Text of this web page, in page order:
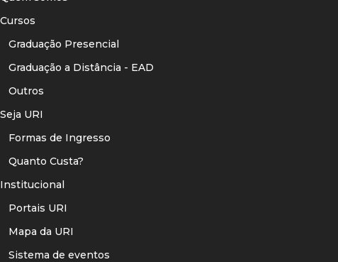
Cursos
Graduação Presencial
Graduação a Distância - EAD
Outros
Seja URI
Formas de Ingresso
Quanto Custa?
Institucional
Portais URI
Mapa da URI
Sistema de eventos